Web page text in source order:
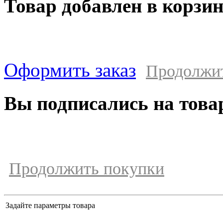
Товар добавлен в
Оформить заказ
Вы подписались на
Продолжить покупки
Задайте параметры товара